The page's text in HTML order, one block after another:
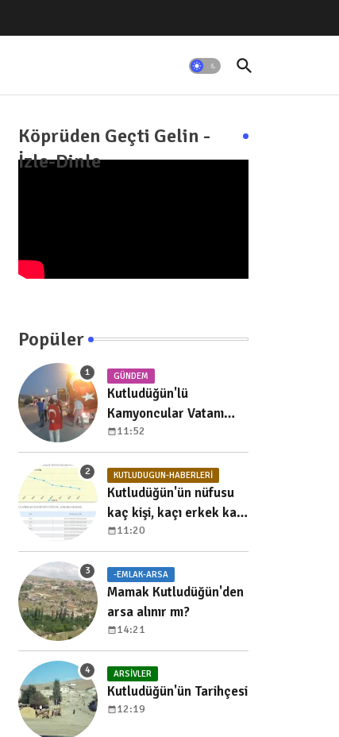
Köprüden Geçti Gelin -
İzle-Dinle
Popüler
GÜNDEM
Kutludüğün'lü
Kamyoncular Vatanı
Koruma Nöbetinde
11:52
KUTLUDUGUN-HABERLERI
Kutludüğün'ün nüfusu
kaç kişi, kaçı erkek kaçı
kadın, yıllara göre
dağılımı nedir?
11:20
-EMLAK-ARSA
Mamak Kutludüğün'den
arsa alınır mı?
14:21
ARSIVLER
Kutludüğün'ün Tarihçesi
12:19